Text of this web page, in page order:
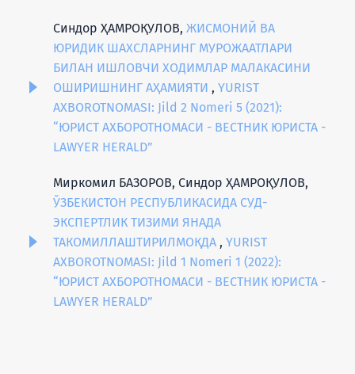
Синдор ҲАМРОҚУЛОВ, ЖИСМОНИЙ ВА
ЮРИДИК ШАХСЛАРНИНГ МУРОЖААТЛАРИ
БИЛАН ИШЛОВЧИ ХОДИМЛАР МАЛАКАСИНИ
ОШИРИШНИНГ АҲАМИЯТИ , YURIST
AXBOROTNOMASI: Jild 2 Nomeri 5 (2021):
“ЮРИСТ АХБОРОТНОМАСИ - ВЕСТНИК ЮРИСТА -
LAWYER HERALD”
Миркомил БАЗОРОВ, Синдор ҲАМРОҚУЛОВ,
ЎЗБЕКИСТОН РЕСПУБЛИКАСИДА СУД-
ЭКСПЕРТЛИК ТИЗИМИ ЯНАДА
ТАКОМИЛЛАШТИРИЛМОҚДА , YURIST
AXBOROTNOMASI: Jild 1 Nomeri 1 (2022):
“ЮРИСТ АХБОРОТНОМАСИ - ВЕСТНИК ЮРИСТА -
LAWYER HERALD”